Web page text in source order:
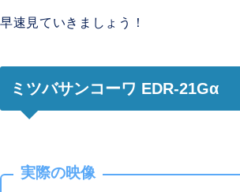
早速見ていきましょう！
ミツバサンコーワ EDR-21Gα
実際の映像